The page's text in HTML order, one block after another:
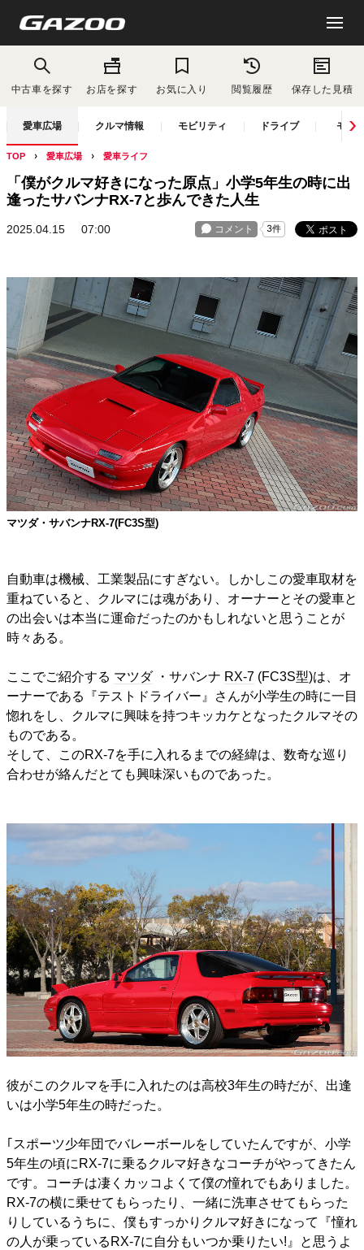
中古車を探す お店を探す お気に入り 閲覧履歴 保存した見積
愛車広場 クルマ情報 モビリティ ドライブ モー
TOP 愛車広場 愛車ライフ
「僕がクルマ好きになった原点」小学5年生の時に出
逢ったサバンナRX-7と歩んできた人生
2025.04.15 07:00
マツダ・サバンナRX-7(FC3S型)
自動車は機械、工業製品にすぎない。しかしこの愛車取材を
重ねていると、クルマには魂があり、オーナーとその愛車と
の出会いは本当に運命だったのかもしれないと思うことが
時々ある。
ここでご紹介する マツダ ・サバンナ RX-7 (FC3S型)は、オ
ーナーである『テストドライバー』さんが小学生の時に一目
惚れをし、クルマに興味を持つキッカケとなったクルマその
ものである。
そして、このRX-7を手に入れるまでの経緯は、数奇な巡り
合わせが絡んだとても興味深いものであった。
彼がこのクルマを手に入れたのは高校3年生の時だが、出逢
いは小学5年生の時だった。
｢スポーツ少年団でバレーボールをしていたんですが、小学
5年生の頃にRX-7に乗るクルマ好きなコーチがやってきたん
です。コーチは凄くカッコよくて僕の憧れでもありました。
RX-7の横に乗せてもらったり、一緒に洗車させてもらった
りしているうちに、僕もすっかりクルマ好きになって『憧れ
の人が乗っているRX-7に自分もいつか乗りたい!』と思うよ